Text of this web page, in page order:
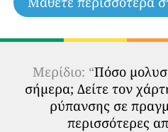
Μερίδιο: “Πόσο
σήμερα; Δείτε τον
ρύπανσης σε
περισσότερες